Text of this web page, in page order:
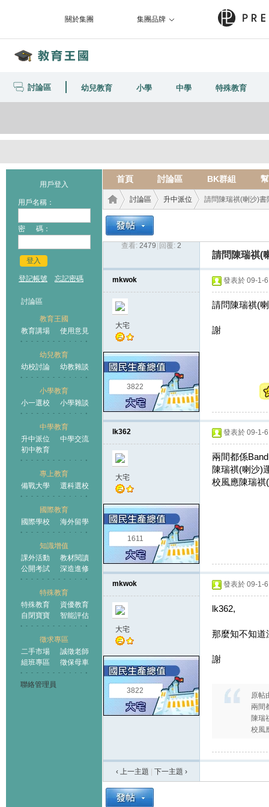
關於集團 集團品牌
討論區 幼兒教育 小學 中學 特殊教育
用戶登入
用戶名稱：
密 碼：
登入
登記帳號 忘記密碼
討論區
教育王國
教育講場
使用意見
幼兒教育
幼校討論
幼教雜談
小學教育
小一選校
小學雜談
中學教育
升中派位
中學交流
初中教育
專上教育
備戰大學
選科選校
國際教育
國際學校
海外留學
知識增值
課外活動
教材閱讀
公開考試
深造進修
特殊教育
特殊教育
資優教育
自閉寶寶
智能評估
徵求專區
二手市場
誠徵老師
組班專區
徵保母車
聯絡管理員
首頁 討論區 BK群組
王國
討論區
›
升中派位 請問陳瑞祺(喇沙)書
查看: 2479 回覆: 2
請問陳瑞祺(
mkwok
大宅
3822
發表於 09-1-
請問陳瑞祺(
謝
lk362
大宅
1611
發表於 09-1-
兩間都係
陳瑞祺(喇沙)
校風應陳瑞祺
mkwok
大宅
3822
發表於 09-1-
lk362,
那麼知不知
謝
原帖
兩間
陳瑞
校風
‹ 上一主題 下一主題 ›